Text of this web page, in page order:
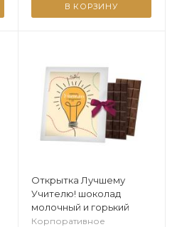
В КОРЗИНУ
Открытка Лучшему
Учителю! шоколад
молочный и горький
Корпоративное